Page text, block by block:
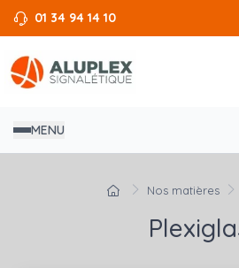
01 34 94 14 10
MENU
Nos matières